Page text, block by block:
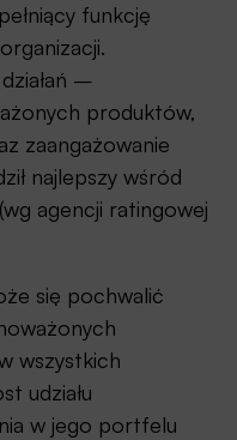
funkcję
–
produktów,
zaangażowanie
najlepszy wśród
agencji ratingowej
się pochwalić
wszystkich
udziału
w jego portfelu